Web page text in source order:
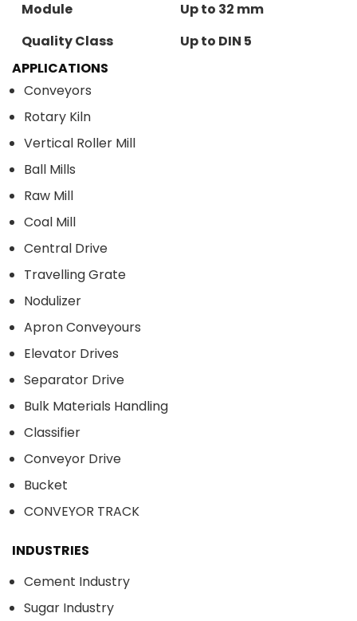
Module
Up to 32 mm
Quality Class
Up to DIN 5
APPLICATIONS
Conveyors
Rotary Kiln
Vertical Roller Mill
Ball Mills
Raw Mill
Coal Mill
Central Drive
Travelling Grate
Nodulizer
Apron Conveyours
Elevator Drives
Separator Drive
Bulk Materials Handling
Classifier
Conveyor Drive
Bucket
CONVEYOR TRACK
INDUSTRIES
Cement Industry
Sugar Industry